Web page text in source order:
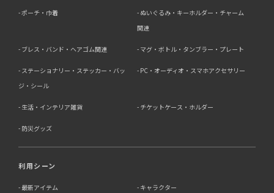
ポーチ・巾着
ぬいぐるみ・キーホルダー・チャーム
関連
ブレス・バンド・ヘアゴム関連 マグ・ボトル・タンブラー・プレート
ステーショナリー・ステッカー・バッ
ジ・シール
PC・オーディオ・スマホアクセサリー
生活・インテリア雑貨 チケットケース・ホルダー
防災グッズ
利用シーン
最新アイテム キャラクター